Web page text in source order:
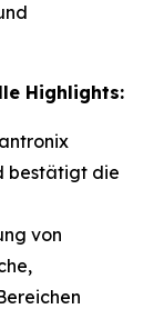
Highlights:
bestätigt die
von